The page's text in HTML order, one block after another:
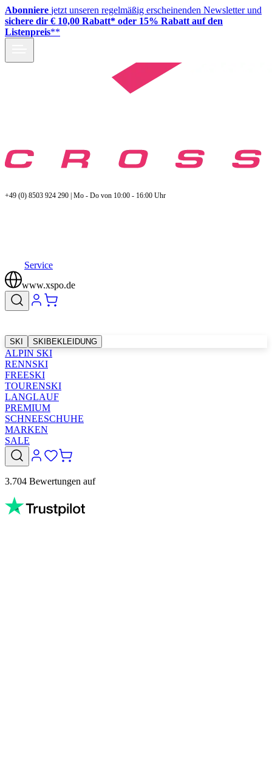
Abonniere jetzt unseren regelmäßig erscheinenden Newsletter und
sichere dir € 10,00 Rabatt* oder 15% Rabatt auf den
Listenpreis**
+49 (0) 8503 924 290 | Mo - Do von 10:00 - 16:00 Uhr
Service
www.xspo.de
SKI SKIBEKLEIDUNG
ALPIN SKI
RENNSKI
FREESKI
TOURENSKI
LANGLAUF
PREMIUM
SCHNEESCHUHE
MARKEN
SALE
3.704 Bewertungen auf